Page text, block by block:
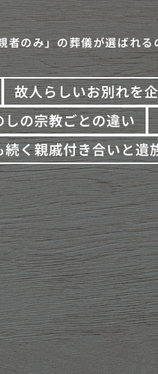
者のみ」の葬儀が選ばれる
故人らしいお別れを
しの宗教ごとの違い
続く親戚付き合いと遺